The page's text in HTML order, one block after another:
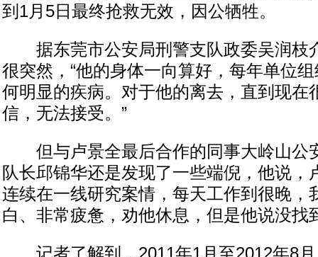
到1月5日最终抢救无效，因公牺牲。
据东莞市公安局刑警支队政委吴润枝
很突然，“他的身体一向算好，每年单位
何明显的疾病。对于他的离去，直到现在
信，无法接受。”
但与卢景全最后合作的同事大岭山公
队长邱锦华还是发现了一些端倪，他说，
连续在一线研究案情，每天工作到很晚，
白、非常疲惫，劝他休息，但是他说没找